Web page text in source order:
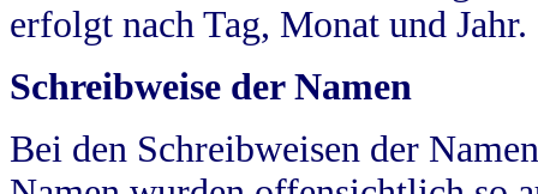
erfolgt nach Tag, Monat und Jahr.
Schreibweise der Namen
Bei den Schreibweisen der